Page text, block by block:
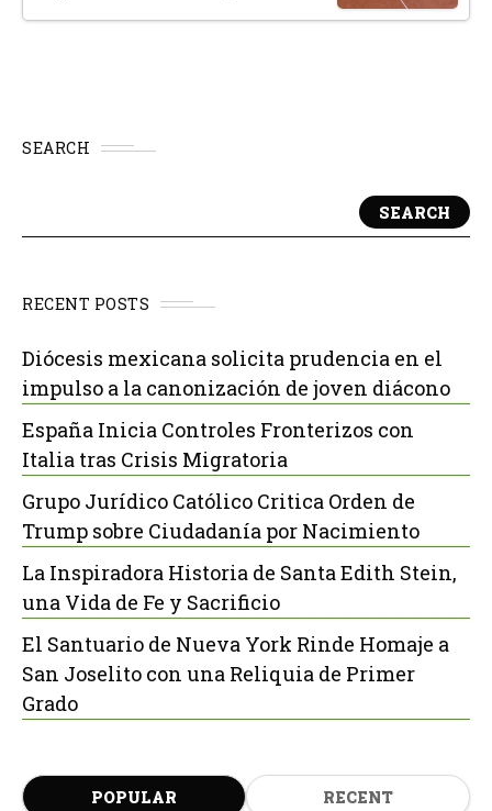
SEARCH
SEARCH
RECENT POSTS
Diócesis mexicana solicita prudencia en el
impulso a la canonización de joven diácono
España Inicia Controles Fronterizos con
Italia tras Crisis Migratoria
Grupo Jurídico Católico Critica Orden de
Trump sobre Ciudadanía por Nacimiento
La Inspiradora Historia de Santa Edith Stein,
una Vida de Fe y Sacrificio
El Santuario de Nueva York Rinde Homaje a
San Joselito con una Reliquia de Primer
Grado
POPULAR RECENT